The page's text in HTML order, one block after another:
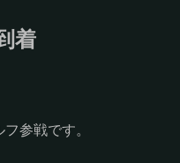
着
参戦です。